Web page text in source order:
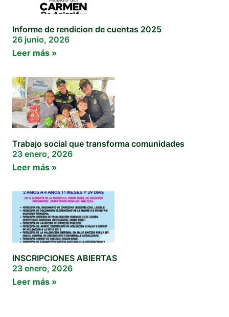
Informe de rendicion de cuentas 2025
26 junio, 2026
Leer más »
Trabajo social que transforma comunidades
23 enero, 2026
Leer más »
INSCRIPCIONES ABIERTAS
23 enero, 2026
Leer más »